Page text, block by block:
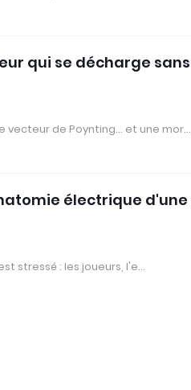
qui se décharge sans
vecteur de Poynting… et une mor…
électrique d'une
stressé : les joueurs, l'e…